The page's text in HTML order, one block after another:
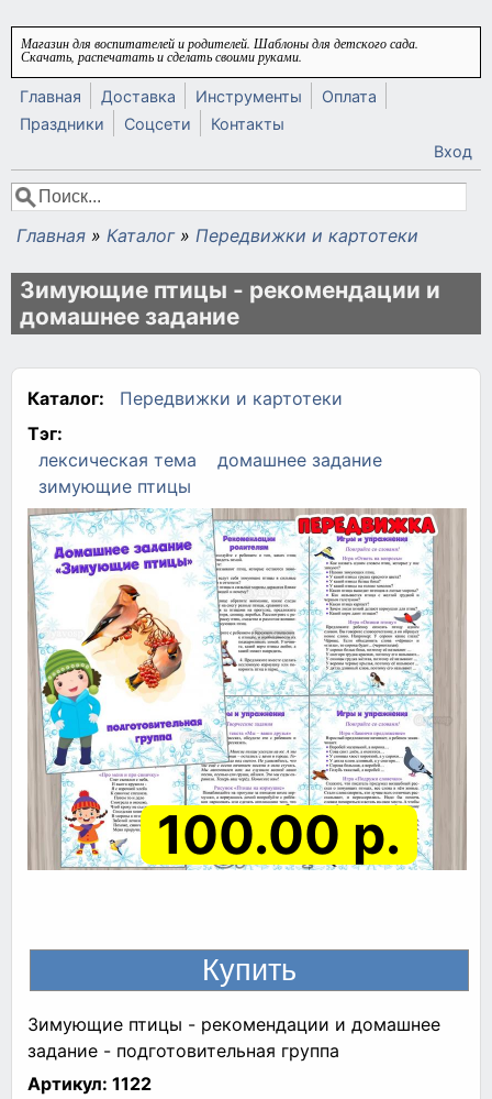
Перейти к основному содержанию
Магазин для воспитателей и родителей. Шаблоны для детского сада.
Скачать, распечатать и сделать своими руками.
Главная Доставка Инструменты
Оплата
Праздники
Соцсети
Контакты
Вход
Форма поиска
Поиск
Вы здесь
Главная » Каталог » Передвижки и картотеки
Зимующие птицы - рекомендации и
домашнее задание
Каталог:
Передвижки и картотеки
Тэг:
лексическая тема
домашнее задание
зимующие птицы
100.00 р.
Зимующие птицы - рекомендации и домашнее
задание - подготовительная группа
Артикул: 1122